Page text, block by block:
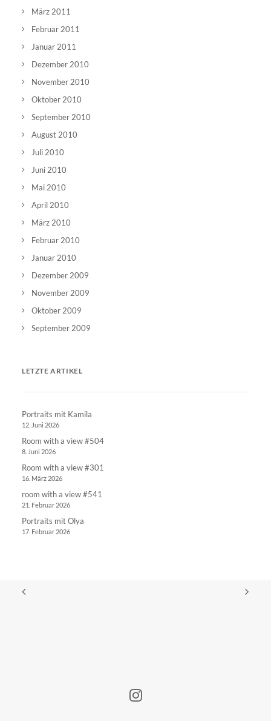
März 2011
Februar 2011
Januar 2011
Dezember 2010
November 2010
Oktober 2010
September 2010
August 2010
Juli 2010
Juni 2010
Mai 2010
April 2010
März 2010
Februar 2010
Januar 2010
Dezember 2009
November 2009
Oktober 2009
September 2009
LETZTE ARTIKEL
Portraits mit Kamila
12. Juni 2026
Room with a view #504
8. Juni 2026
Room with a view #301
16. März 2026
room with a view #541
21. Februar 2026
Portraits mit Olya
17. Februar 2026